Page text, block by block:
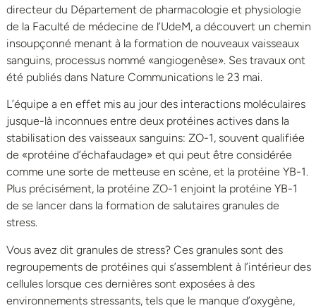
directeur du Département de pharmacologie et physiologie
de la Faculté de médecine de l’UdeM, a découvert un chemin
insoupçonné menant à la formation de nouveaux vaisseaux
sanguins, processus nommé «angiogenèse». Ses travaux ont
été publiés dans Nature Communications le 23 mai.
L’équipe a en effet mis au jour des interactions moléculaires
jusque-là inconnues entre deux protéines actives dans la
stabilisation des vaisseaux sanguins: ZO-1, souvent qualifiée
de «protéine d’échafaudage» et qui peut être considérée
comme une sorte de metteuse en scène, et la protéine YB-1.
Plus précisément, la protéine ZO-1 enjoint la protéine YB-1
de se lancer dans la formation de salutaires granules de
stress.
Vous avez dit granules de stress? Ces granules sont des
regroupements de protéines qui s’assemblent à l’intérieur des
cellules lorsque ces dernières sont exposées à des
environnements stressants, tels que le manque d’oxygène,